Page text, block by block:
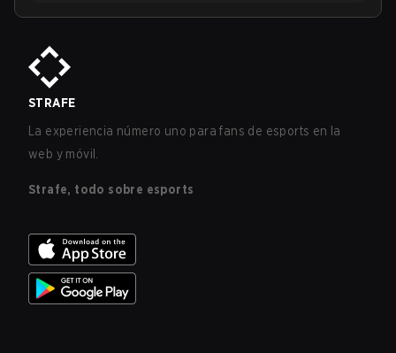
STRAFE
La experiencia número uno para fans de esports en la
web y móvil.
Strafe, todo sobre esports